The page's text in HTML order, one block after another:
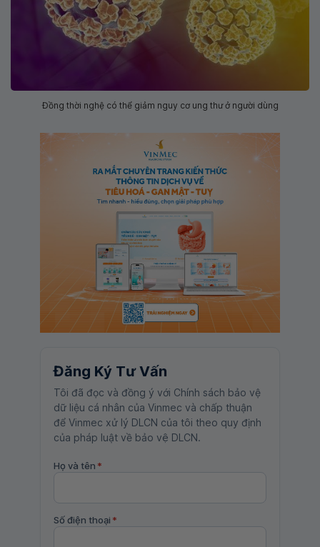
Đồng thời nghệ có thể giảm nguy cơ ung thư ở người dùng
Đăng Ký Tư Vấn
Tôi đã đọc và đồng ý với Chính sách bảo vệ
dữ liệu cá nhân của Vinmec và chấp thuận
để Vinmec xử lý DLCN của tôi theo quy định
của pháp luật về bảo vệ DLCN.
Họ và tên *
Số điện thoại *